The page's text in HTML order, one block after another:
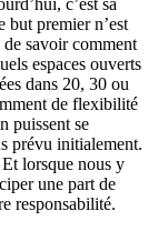
c’est sa
but premier n’est
savoir comment
espaces ouverts
dans 20, 30 ou
de flexibilité
puissent se
prévu initialement.
lorsque nous y
une part de
responsabilité.